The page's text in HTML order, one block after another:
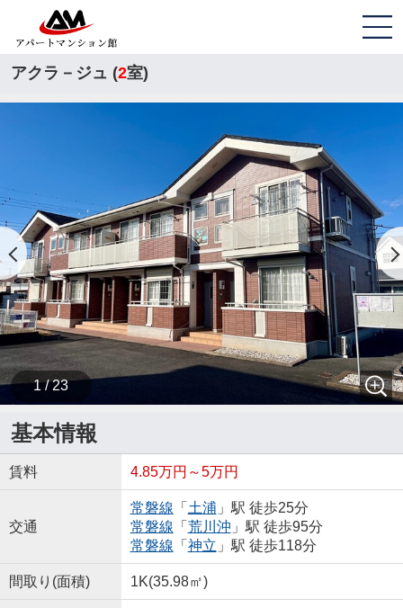
アクラ－ジュ (2室)
1 / 23
基本情報
賃料 4.85万円～5万円
交通
常磐線 「 土浦 」駅 徒歩25分
常磐線 「 荒川沖 」駅 徒歩95分
常磐線 「 神立 」駅 徒歩118分
間取り(面積) 1K(35.98㎡)